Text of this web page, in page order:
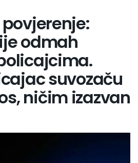
odmah
suvozaču
ničim izazvan